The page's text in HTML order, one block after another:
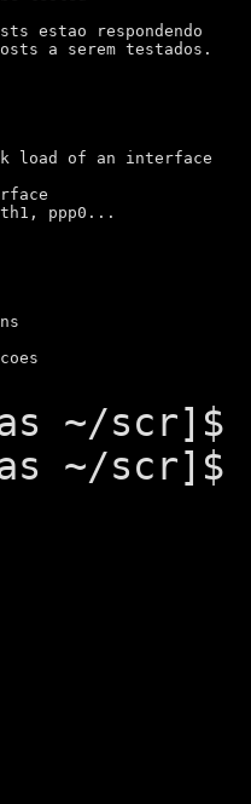
estao respondendo
a serem testados.
load of an interface
ppp0...
~/scr]$
~/scr]$